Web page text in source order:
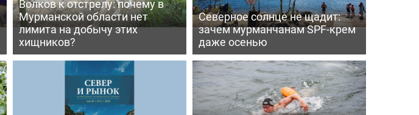
Волков к отстрелу: почему в
Мурманской области нет
лимита на добычу этих
хищников?
Северное солнце не щадит:
зачем мурманчанам SPF-крем
даже осенью